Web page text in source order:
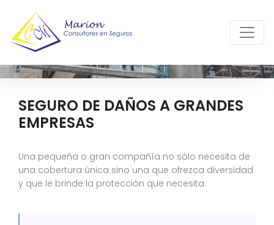
SEGURO DE DAÑOS A GRANDES
EMPRESAS
Una pequeña o gran compañía no sólo necesita de
una cobertura única sino una que ofrezca diversidad
y que le brinde la protección que necesita.